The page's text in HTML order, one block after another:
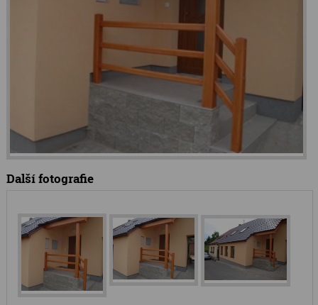
Další fotografie